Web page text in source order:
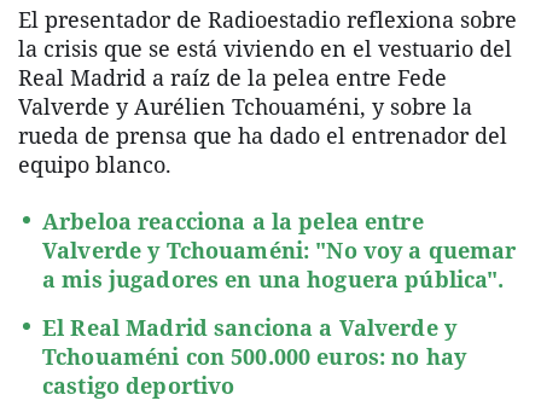
El presentador de Radioestadio reflexiona sobre
la crisis que se está viviendo en el vestuario del
Real Madrid a raíz de la pelea entre Fede
Valverde y Aurélien Tchouaméni, y sobre la
rueda de prensa que ha dado el entrenador del
equipo blanco.
Arbeloa reacciona a la pelea entre
Valverde y Tchouaméni: "No voy a quemar
a mis jugadores en una hoguera pública".
El Real Madrid sanciona a Valverde y
Tchouaméni con 500.000 euros: no hay
castigo deportivo